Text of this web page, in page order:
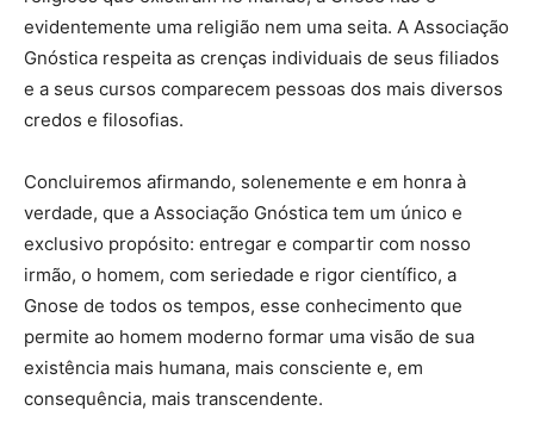
evidentemente uma religião nem uma seita. A Associação
Gnóstica respeita as crenças individuais de seus filiados
e a seus cursos comparecem pessoas dos mais diversos
credos e filosofias.
Concluiremos afirmando, solenemente e em honra à
verdade, que a Associação Gnóstica tem um único e
exclusivo propósito: entregar e compartir com nosso
irmão, o homem, com seriedade e rigor científico, a
Gnose de todos os tempos, esse conhecimento que
permite ao homem moderno formar uma visão de sua
existência mais humana, mais consciente e, em
consequência, mais transcendente.